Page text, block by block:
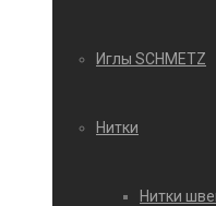
Иглы SCHMETZ
Нитки
Нитки